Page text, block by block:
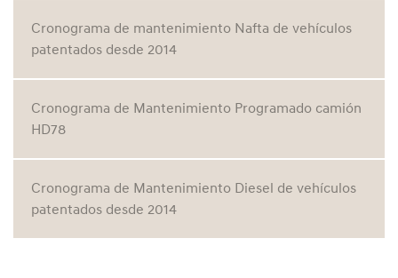
Cronograma de mantenimiento Nafta de vehículos
patentados desde 2014
Cronograma de Mantenimiento Programado camión
HD78
Cronograma de Mantenimiento Diesel de vehículos
patentados desde 2014